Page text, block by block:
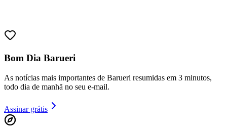
Bom Dia Barueri
As notícias mais importantes de Barueri resumidas em 3 minutos,
todo dia de manhã no seu e-mail.
Assinar grátis